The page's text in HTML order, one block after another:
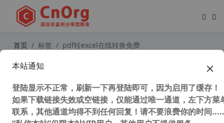
首页 标签 pdf转excel在线转换免费
本站通知
登陆显示不正常，刷新一下再登陆即可，因为启用了缓存！
如果下载链接失效或空链接，仅能通过唯一通道，左下方菜
联系，其他通道均得不到任何回复！请不要浪费你的时间